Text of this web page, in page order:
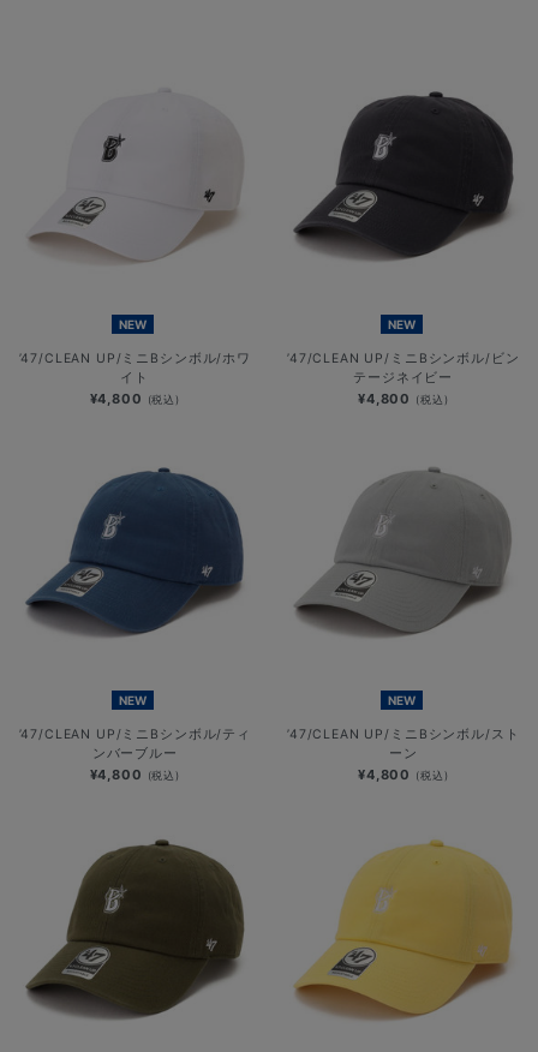
NEW
’47/CLEAN UP/ミニBシンボル/ホワ
イト
¥4,800 (税込)
NEW
’47/CLEAN UP/ミニBシンボル/ビン
テージネイビー
¥4,800 (税込)
NEW
’47/CLEAN UP/ミニBシンボル/ティ
ンバーブルー
¥4,800 (税込)
NEW
’47/CLEAN UP/ミニBシンボル/スト
ーン
¥4,800 (税込)